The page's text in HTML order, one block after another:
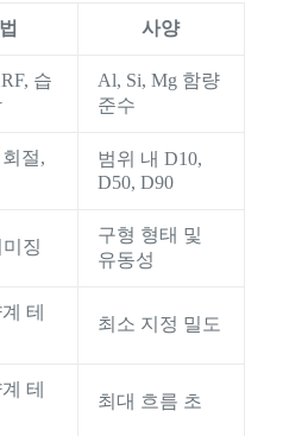
사양
습
Al, Si, Mg 함량
준수
절,
범위 내 D10,
D50, D90
징
구형 형태 및
유동성
테
최소 지정 밀도
테
최대 흐름 초